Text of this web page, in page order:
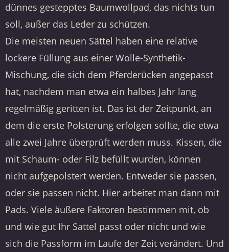
dünnes gestepptes Baumwollpad, das nichts tun
soll, außer das Leder zu schützen.
Die meisten neuen Sättel haben eine relative
lockere Füllung aus einer Wolle-Synthetik-
Mischung, die sich dem Pferderücken angepasst
hat, nachdem man etwa ein halbes Jahr lang
regelmäßig geritten ist. Das ist der Zeitpunkt, an
dem die erste Polsterung erfolgen sollte, die etwa
alle zwei Jahre überprüft werden muss. Kissen, die
mit Schaum- oder Filz befüllt wurden, können
nicht aufgepolstert werden. Entweder sie passen,
oder sie passen nicht. Hier arbeitet man dann mit
Pads. Viele äußere Faktoren bestimmen mit, ob
und wie gut Ihr Sattel passt oder nicht und wie
sich die Passform im Laufe der Zeit verändert. Und